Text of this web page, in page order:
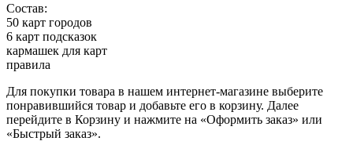
Состав:
50 карт городов
6 карт подсказок
кармашек для карт
правила
Для покупки товара в нашем интернет-магазине выберите
понравившийся товар и добавьте его в корзину. Далее
перейдите в Корзину и нажмите на «Оформить заказ» или
«Быстрый заказ».